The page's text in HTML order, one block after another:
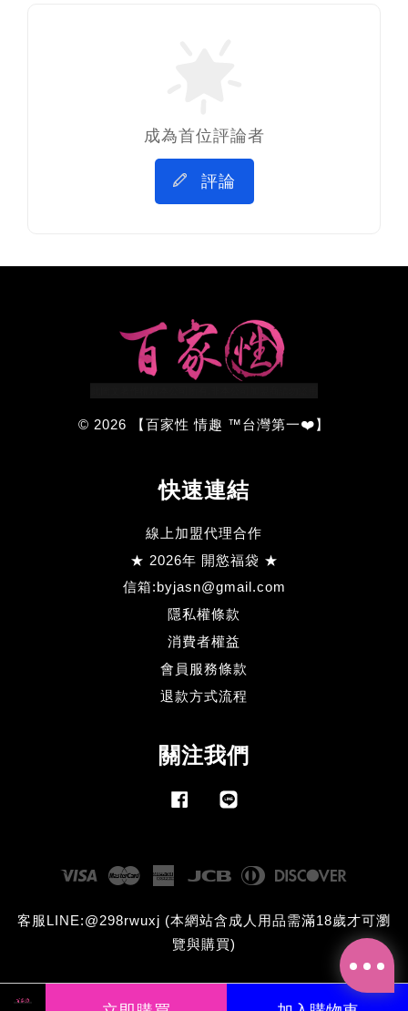
成為首位評論者
評論
© 2026 【百家性 情趣 ™台灣第一❤️】
快速連結
線上加盟代理合作
★ 2026年 開慾福袋 ★
信箱:byjasn@gmail.com
隱私權條款
消費者權益
會員服務條款
退款方式流程
關注我們
Facebook
Visa Master AmericanJCB
Diners
客服LINE:@298rwuxj (本網站含成人用品需滿18歲才可瀏
覽與購買)